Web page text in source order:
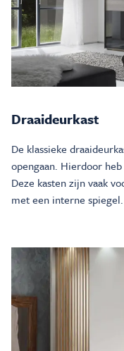
Draaideurkast
De klassieke
opengaan. Hierdoor
Deze kasten zijn vaak
met een interne spiegel.